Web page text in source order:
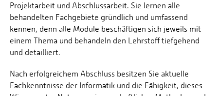
Projektarbeit und Abschlussarbeit. Sie lernen alle
behandelten Fachgebiete gründlich und umfassend
kennen, denn alle Module beschäftigen sich jeweils mit
einem Thema und behandeln den Lehrstoff tiefgehend
und detailliert.
Nach erfolgreichem Abschluss besitzen Sie aktuelle
Fachkenntnisse der Informatik und die Fähigkeit, dieses